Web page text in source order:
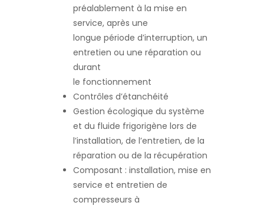
préalablement à la mise en
service, après une
longue période d’interruption, un
entretien ou une réparation ou
durant
le fonctionnement
Contrôles d’étanchéité
Gestion écologique du système
et du fluide frigorigène lors de
l’installation, de l’entretien, de la
réparation ou de la récupération
Composant : installation, mise en
service et entretien de
compresseurs à